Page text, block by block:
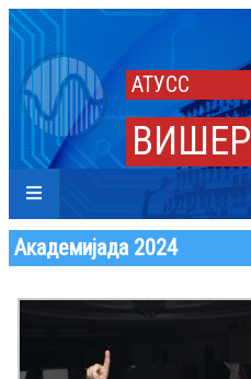
АТУСС
ВИШЕР
Академијада 2024